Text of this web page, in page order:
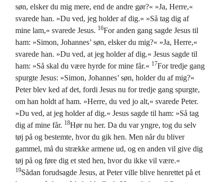
søn, elsker du mig mere, end de andre gør?« »Ja, Herre,«
svarede han. »Du ved, jeg holder af dig.« »Så tag dig af
mine lam,« svarede Jesus. 16For anden gang sagde Jesus til
ham: »Simon, Johannes’ søn, elsker du mig?« »Ja, Herre,«
svarede han. »Du ved, at jeg holder af dig.« Jesus sagde til
ham: »Så skal du være hyrde for mine får.« 17For tredje gang
spurgte Jesus: »Simon, Johannes’ søn, holder du af mig?«
Peter blev ked af det, fordi Jesus nu for tredje gang spurgte,
om han holdt af ham. »Herre, du ved jo alt,« svarede Peter.
»Du ved, at jeg holder af dig.« Jesus sagde til ham: »Så tag
dig af mine får. 18Hør nu her. Da du var yngre, tog du selv
tøj på og bestemte, hvor du gik hen. Men når du bliver
gammel, må du strække armene ud, og en anden vil give dig
tøj på og føre dig et sted hen, hvor du ikke vil være.«
19Sådan forudsagde Jesus, at Peter ville blive henrettet på et